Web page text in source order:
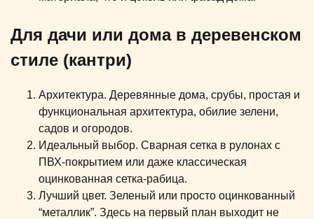
Для дачи или дома в деревенском
стиле (кантри)
Архитектура. Деревянные дома, срубы, простая и
функциональная архитектура, обилие зелени,
садов и огородов.
Идеальный выбор. Сварная сетка в рулонах с
ПВХ-покрытием или даже классическая
оцинкованная сетка-рабица.
Лучший цвет. Зеленый или просто оцинкованный
“металлик”. Здесь на первый план выходит не